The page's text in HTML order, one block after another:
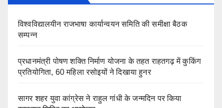
विश्वविद्यालयीन राजभाषा कार्यान्वयन समिति की समीक्षा बैठक
सम्पन्न
प्रधानमंत्री पोषण शक्ति निर्माण योजना के तहत राहतगढ़ में कुकिंग
प्रतियोगिता, 60 महिला रसोइयों ने दिखाया हुनर
सागर शहर युवा कांग्रेस ने राहुल गांधी के जन्मदिन पर किया